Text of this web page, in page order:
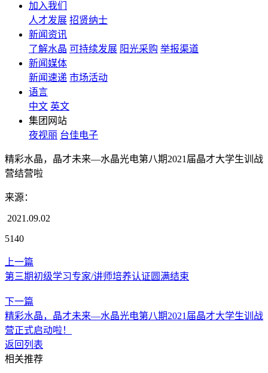
加入我们
人才发展 招贤纳士
新闻资讯
了解水晶 可持续发展 阳光采购 举报渠道
新闻媒体
新闻速递 市场活动
语言
中文 英文
集团网站
夜视丽 台佳电子
精彩水晶，晶才未来—水晶光电第八期2021届晶才大学生训战
营结营啦
来源：
2021.09.02
5140
上一篇
第三期初级学习专家/讲师培养认证圆满结束
下一篇
精彩水晶，晶才未来—水晶光电第八期2021届晶才大学生训战
营正式启动啦！
返回列表
相关推荐